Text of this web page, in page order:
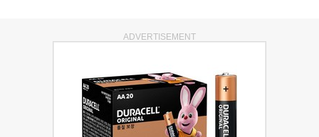
ADVERTISEMENT